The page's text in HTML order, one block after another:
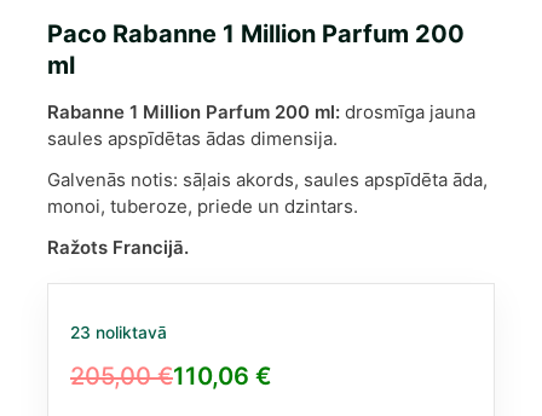
Paco Rabanne 1 Million Parfum 200
ml
Rabanne 1 Million Parfum 200 ml: drosmīga jauna
saules apspīdētas ādas dimensija.
Galvenās notis: sāļais akords, saules apspīdēta āda,
monoi, tuberoze, priede un dzintars.
Ražots Francijā.
23 noliktavā
205,00€
Original
110,06 €
Current